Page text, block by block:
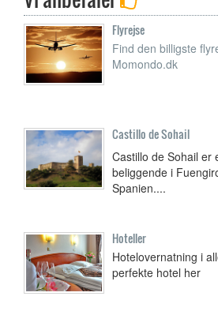
Flyrejse
Find den billigste
Momondo.dk
Castillo de Sohail
Castillo de Sohail er
beliggende i
Spanien....
Hoteller
Hotelovernatning i
perfekte hotel her